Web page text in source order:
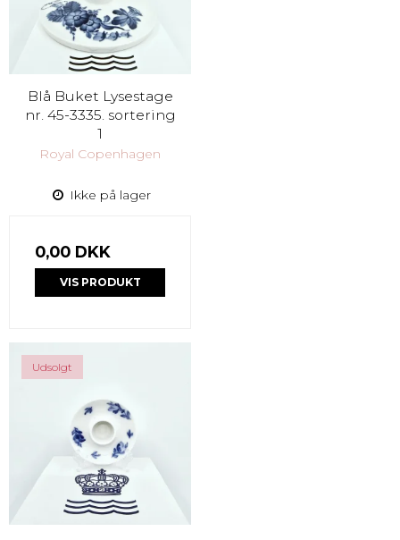
Blå Buket Lysestage
nr. 45-3335. sortering
1
Royal Copenhagen
Ikke på lager
0,00 DKK
VIS PRODUKT
Udsolgt